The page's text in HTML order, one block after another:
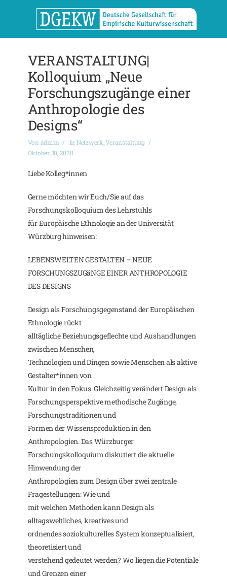
VERANSTALTUNG|
Kolloquium „Neue
Forschungszugänge einer
Anthropologie des
Designs“
Von admin In Netzwerk,Veranstaltung
Oktober 30, 2020
Liebe Kolleg*innen
Gerne möchten wir Euch/Sie auf das
Forschungskolloquium des Lehrstuhls
für Europäische Ethnologie an der Universität
Würzburg hinweisen:
LEBENSWELTEN GESTALTEN – NEUE
FORSCHUNGSZUGäNGE EINER ANTHROPOLOGIE
DES DESIGNS
Design als Forschungsgegenstand der Europäischen
Ethnologie rückt
alltägliche Beziehungsgeflechte und Aushandlungen
zwischen Menschen,
Technologien und Dingen sowie Menschen als aktive
Gestalter*innen von
Kultur in den Fokus. Gleichzeitig verändert Design als
Forschungsperspektive methodische Zugänge,
Forschungstraditionen und
Formen der Wissensproduktion in den
Anthropologien. Das Würzburger
Forschungskolloquium diskutiert die aktuelle
Hinwendung der
Anthropologien zum Design über zwei zentrale
Fragestellungen: Wie und
mit welchen Methoden kann Design als
alltagsweltliches, kreatives und
ordnendes soziokulturelles System konzeptualisiert,
theoretisiert und
verstehend gedeutet werden? Wo liegen die Potentiale
und Grenzen einer